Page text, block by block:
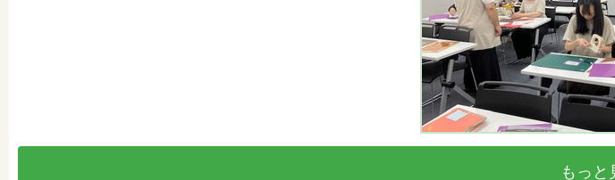
もっと